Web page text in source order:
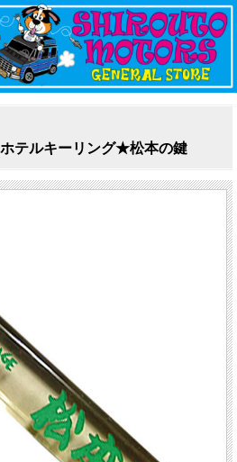
テルキーリング★松本の鍵